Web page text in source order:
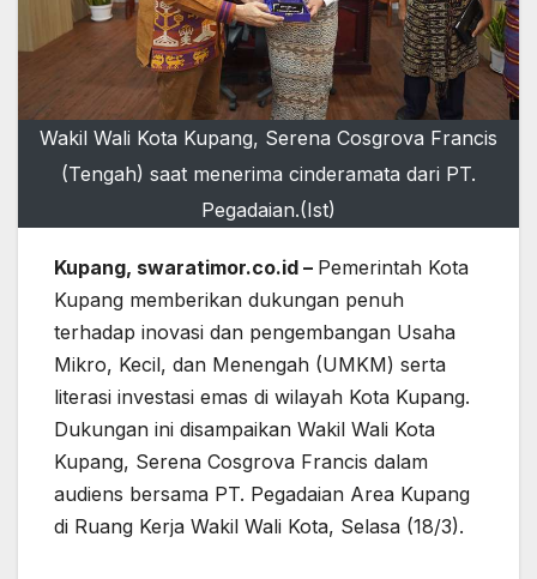
Wakil Wali Kota Kupang, Serena Cosgrova Francis
(Tengah) saat menerima cinderamata dari PT.
Pegadaian.(Ist)
Kupang, swaratimor.co.id – Pemerintah Kota
Kupang memberikan dukungan penuh
terhadap inovasi dan pengembangan Usaha
Mikro, Kecil, dan Menengah (UMKM) serta
literasi investasi emas di wilayah Kota Kupang.
Dukungan ini disampaikan Wakil Wali Kota
Kupang, Serena Cosgrova Francis dalam
audiens bersama PT. Pegadaian Area Kupang
di Ruang Kerja Wakil Wali Kota, Selasa (18/3).